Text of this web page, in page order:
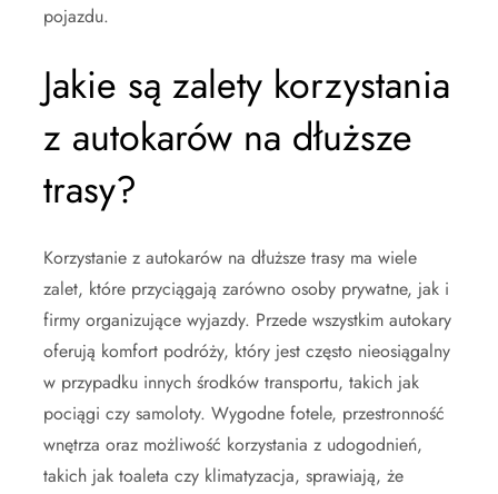
pojazdu.
Jakie są zalety korzystania
z autokarów na dłuższe
trasy?
Korzystanie z autokarów na dłuższe trasy ma wiele
zalet, które przyciągają zarówno osoby prywatne, jak i
firmy organizujące wyjazdy. Przede wszystkim autokary
oferują komfort podróży, który jest często nieosiągalny
w przypadku innych środków transportu, takich jak
pociągi czy samoloty. Wygodne fotele, przestronność
wnętrza oraz możliwość korzystania z udogodnień,
takich jak toaleta czy klimatyzacja, sprawiają, że